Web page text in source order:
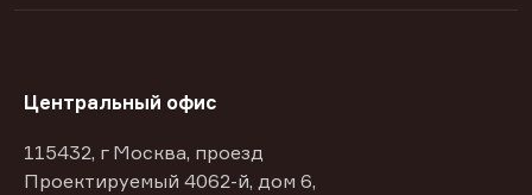
Центральный офис
115432, г Москва, проезд
Проектируемый 4062-й, дом 6,